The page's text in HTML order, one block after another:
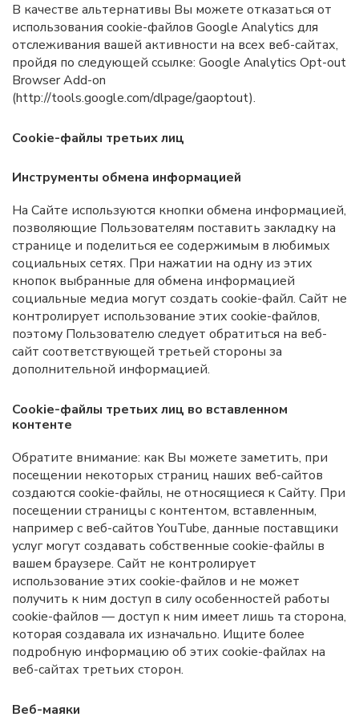
В качестве альтернативы Вы можете отказаться от
использования cookie-файлов Google Analytics для
отслеживания вашей активности на всех веб-сайтах,
пройдя по следующей ссылке: Google Analytics Opt-out
Browser Add-on
(http://tools.google.com/dlpage/gaoptout).
Cookie-файлы третьих лиц
Инструменты обмена информацией
На Сайте используются кнопки обмена информацией,
позволяющие Пользователям поставить закладку на
странице и поделиться ее содержимым в любимых
социальных сетях. При нажатии на одну из этих
кнопок выбранные для обмена информацией
социальные медиа могут создать cookie-файл. Сайт не
контролирует использование этих cookie-файлов,
поэтому Пользователю следует обратиться на веб-
сайт соответствующей третьей стороны за
дополнительной информацией.
Cookie-файлы третьих лиц во вставленном
контенте
Обратите внимание: как Вы можете заметить, при
посещении некоторых страниц наших веб-сайтов
создаются cookie-файлы, не относящиеся к Сайту. При
посещении страницы с контентом, вставленным,
например с веб-сайтов YouTube, данные поставщики
услуг могут создавать собственные cookie-файлы в
вашем браузере. Сайт не контролирует
использование этих cookie-файлов и не может
получить к ним доступ в силу особенностей работы
cookie-файлов — доступ к ним имеет лишь та сторона,
которая создавала их изначально. Ищите более
подробную информацию об этих cookie-файлах на
веб-сайтах третьих сторон.
Веб-маяки